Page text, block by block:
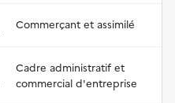
Commerçant et assimilé
Cadre administratif et
commercial d'entreprise